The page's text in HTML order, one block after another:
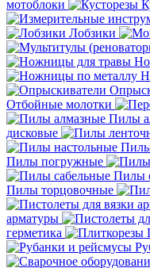
мотоблоки
Лобзики
Отбойные молотки
Пилы
дисковые
Пилы погружные
Пилы
Пилы торцовочные
арматуры
герметика